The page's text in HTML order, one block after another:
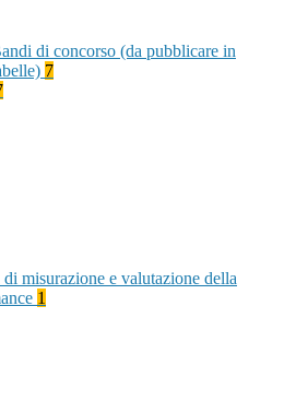
di concorso (da pubblicare in
7
di misurazione e valutazione della
1